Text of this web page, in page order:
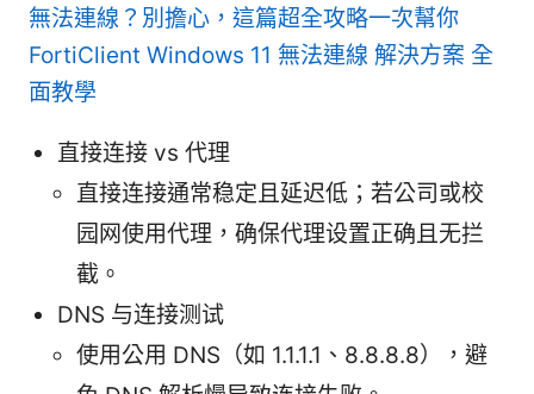
無法連線？別擔心，這篇超全攻略一次幫你
FortiClient Windows 11 無法連線 解決方案 全
面教學
直接连接 vs 代理
直接连接通常稳定且延迟低；若公司或校
园网使用代理，确保代理设置正确且无拦
截。
DNS 与连接测试
使用公用 DNS（如 1.1.1.1、8.8.8.8），避